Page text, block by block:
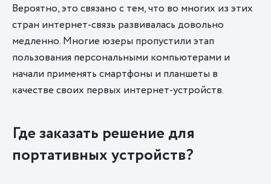
Вероятно, это связано с тем, что во многих из этих
стран интернет-связь развивалась довольно
медленно. Многие юзеры пропустили этап
пользования персональными компьютерами и
начали применять смартфоны и планшеты в
качестве своих первых интернет-устройств.
Где заказать решение для
портативных устройств?